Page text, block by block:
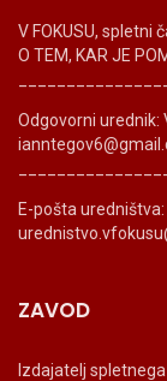
V FOKUSU, spletni
O TEM, KAR JE
Odgovorni urednik:
E-pošta uredništva:
ZAVOD
Izdajatelj